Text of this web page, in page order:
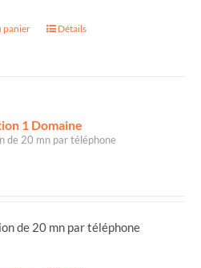
panier Détails
1 Domaine
de 20 mn par téléphone
de 20 mn par téléphone